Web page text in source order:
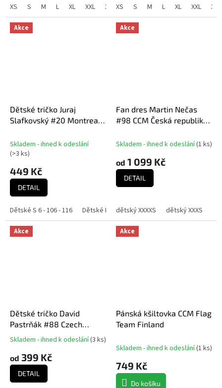
XS S M L XL XXL XXXLXS S M L XL XXL
Akce
Dětské tričko Juraj
Slafkovský #20 Montreal
Collection (Montreal
Canadiens NHL)
Skladem - ihned k odeslání
(>3 ks)
449 Kč
DETAIL
Dětské S 6 - 106 - 116 Dětské M 8 - 118 - 128 Dětské L 10 - 130 - 140
Akce
Fan dres Martin Nečas
#98 CCM Česká republika
Skladem - ihned k odeslání(1 ks)
od 1 099 Kč
DETAIL
dětský XXXXS dětský XXXS
Akce
Dětské tričko David
Pastrňák #88 Czech
National Emblem 2025
Průměrné
produktu
je
4,7
Skladem - ihned k odeslání(3 ks)
od 399 Kč
DETAIL
Akce
Pánská kšiltovka CCM Flag
Team Finland
Skladem - ihned k odeslání(1 ks)
749 Kč
Do košíku